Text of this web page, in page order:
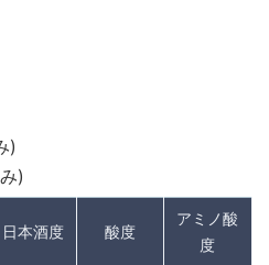
)
)
日本酒度 酸度
アミノ酸
度